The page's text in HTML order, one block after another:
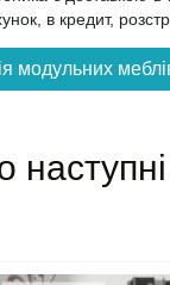
в кредит,
модульних